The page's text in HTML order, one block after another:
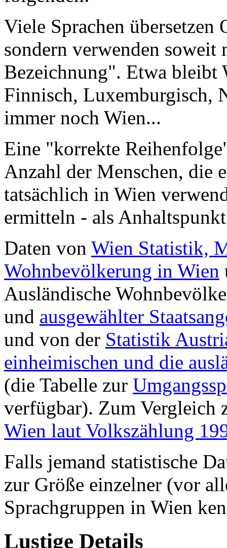
Viele Sprachen
sondern verwenden
Bezeichnung". Etwa bleibt
Finnisch, Luxemburgisch,
immer noch Wien...
Eine "korrekte
Anzahl der Menschen, die
tatsächlich in Wien
ermitteln - als
Daten von Wien Statistik,
Wohnbevölkerung in Wien
Ausländische
und ausgewählter
und von der Statistik
einheimischen und die
(die Tabelle zur
verfügbar). Zum Vergleich
Wien laut Volkszählung
Falls jemand statistische
zur Größe einzelner (vor
Sprachgruppen in Wien
Lustige Details